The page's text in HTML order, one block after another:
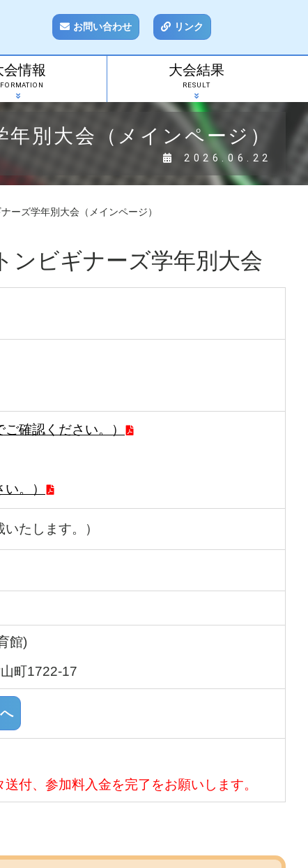
お問い合わせ リンク
会情報 大会結果
RESULT
別大会（メインページ）
2026.06.22
ーズ学年別大会（メインページ）
ンビギナーズ学年別大会
確認ください。）
。）
たします。）
館)
町1722-17
付、参加料入金を完了をお願いします。